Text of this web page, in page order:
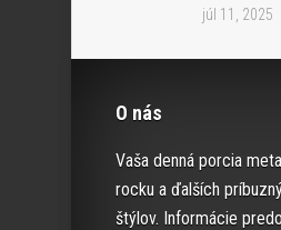
júl 11, 2025
O nás
Vaša denná porcia
rocku a ďalších
štýlov. Informácie